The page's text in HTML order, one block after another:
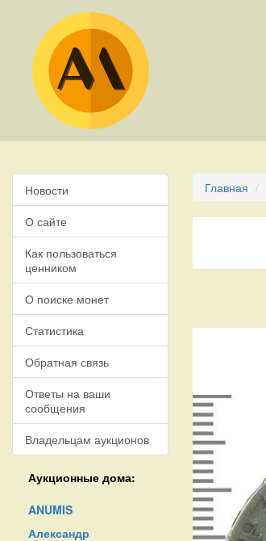
Новости
О сайте
Как пользоваться
ценником
О поиске монет
Статистика
Обратная связь
Ответы на ваши
сообщения
Владельцам аукционов
Аукционные дома:
ANUMIS
Александр
Главная